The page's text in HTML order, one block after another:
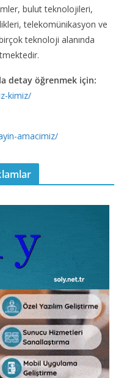
bulut teknolojileri,
telekomünikasyon ve
teknoloji alanında
detay öğrenmek için:
kimiz/
amacimiz/